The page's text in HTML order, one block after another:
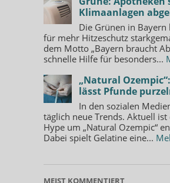
Klimaanlagen
Die Grünen in Bayern
für mehr Hitzeschutz
dem Motto „Bayern braucht
schnelle Hilfe für besonders...
„Natural
lässt Pfunde
In den sozialen
täglich neue Trends. Aktuell
Hype um „Natural Ozempic“
Dabei spielt Gelatine eine...
MEIST KOMMENTIERT